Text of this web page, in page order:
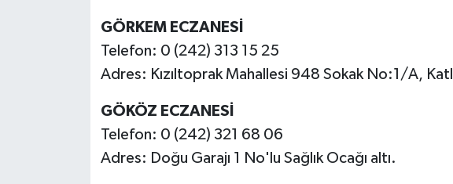
GÖRKEM ECZANESİ
Telefon: 0 (242) 313 15 25
Adres: Kızıltoprak Mahallesi 948 Sokak No:1/A, Katlı
GÖKÖZ ECZANESİ
Telefon: 0 (242) 321 68 06
Adres: Doğu Garajı 1 No'lu Sağlık Ocağı altı.